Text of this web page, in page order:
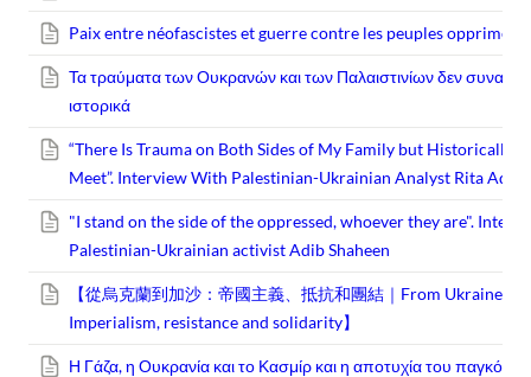
Paix entre néofascistes et guerre contre les peuples opprimés
Τα τραύματα των Ουκρανών και των Παλαιστινίων δεν
ιστορικά
“There Is Trauma on Both Sides of My Family but Historically
Meet”. Interview With Palestinian-Ukrainian Analyst Rita Adel
"I stand on the side of the oppressed, whoever they are".
Palestinian-Ukrainian activist Adib Shaheen
【從烏克蘭到加沙：帝國主義、抵抗和團結｜From Ukraine to
Imperialism, resistance and solidarity】
Η Γάζα, η Ουκρανία και το Κασμίρ και η αποτυχία του